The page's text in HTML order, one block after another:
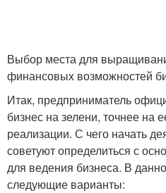
Выбор места для
финансовых возможностей
Итак, предприниматель
бизнес на зелени, точнее на
реализации. С чего начать
советуют определиться с
для ведения бизнеса. В
следующие варианты: